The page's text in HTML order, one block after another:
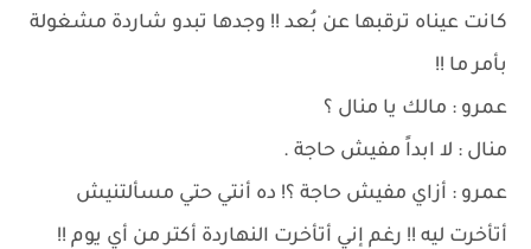
كانت عيناه ترقبها عن بُعد !! وجدها تبدو شاردة مشغولة
بأمر ما !!
عمرو : مالك يا منال ؟
منال : لا ابداً مفيش حاجة .
عمرو : أزاي مفيش حاجة ؟! ده أنتي حتي مسألتنيش
أتأخرت ليه !! رغم إني أتأخرت النهاردة أكتر من أي يوم !!